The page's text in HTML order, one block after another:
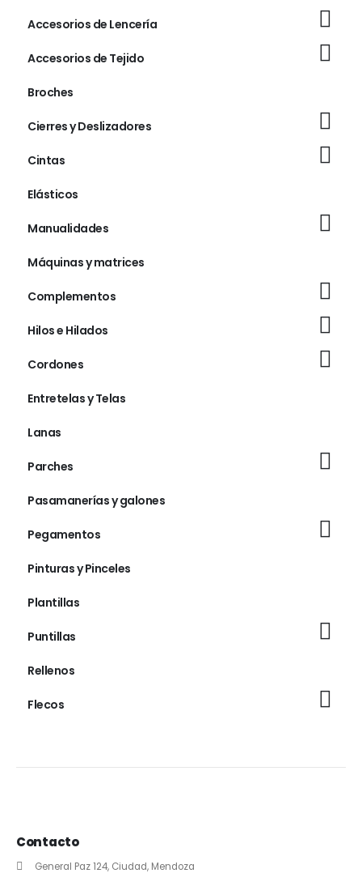
Accesorios de Lencería
Accesorios de Tejido
Broches
Cierres y Deslizadores
Cintas
Elásticos
Manualidades
Máquinas y matrices
Complementos
Hilos e Hilados
Cordones
Entretelas y Telas
Lanas
Parches
Pasamanerías y galones
Pegamentos
Pinturas y Pinceles
Plantillas
Puntillas
Rellenos
Flecos
Contacto
General Paz 124, Ciudad, Mendoza